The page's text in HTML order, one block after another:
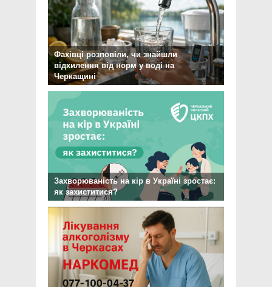
Фахівці розповіли, чи знайшли
відхилення від норм у воді на
Черкащині
Захворюваність на кір в Україні зростає:
як захиститися?